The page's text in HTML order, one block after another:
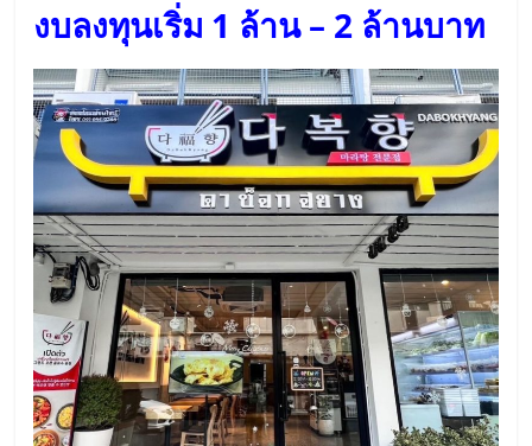
งบลงทุนเริ่ม 1 ล้าน – 2 ล้านบาท